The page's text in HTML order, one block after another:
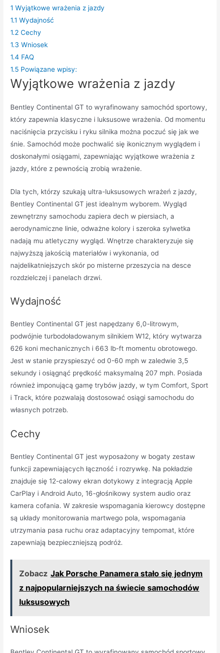
1 Wyjątkowe wrażenia z jazdy
1.1 Wydajność
1.2 Cechy
1.3 Wniosek
1.4 FAQ
1.5 Powiązane wpisy:
Wyjątkowe wrażenia z jazdy
Bentley Continental GT to wyrafinowany samochód sportowy,
który zapewnia klasyczne i luksusowe wrażenia. Od momentu
naciśnięcia przycisku i ryku silnika można poczuć się jak we
śnie. Samochód może pochwalić się ikonicznym wyglądem i
doskonałymi osiągami, zapewniając wyjątkowe wrażenia z
jazdy, które z pewnością zrobią wrażenie.
Dla tych, którzy szukają ultra-luksusowych wrażeń z jazdy,
Bentley Continental GT jest idealnym wyborem. Wygląd
zewnętrzny samochodu zapiera dech w piersiach, a
aerodynamiczne linie, odważne kolory i szeroka sylwetka
nadają mu atletyczny wygląd. Wnętrze charakteryzuje się
najwyższą jakością materiałów i wykonania, od
najdelikatniejszych skór po misterne przeszycia na desce
rozdzielczej i panelach drzwi.
Wydajność
Bentley Continental GT jest napędzany 6,0-litrowym,
podwójnie turbodoładowanym silnikiem W12, który wytwarza
626 koni mechanicznych i 663 lb-ft momentu obrotowego.
Jest w stanie przyspieszyć od 0-60 mph w zaledwie 3,5
sekundy i osiągnąć prędkość maksymalną 207 mph. Posiada
również imponującą gamę trybów jazdy, w tym Comfort, Sport
i Track, które pozwalają dostosować osiągi samochodu do
własnych potrzeb.
Cechy
Bentley Continental GT jest wyposażony w bogaty zestaw
funkcji zapewniających łączność i rozrywkę. Na pokładzie
znajduje się 12-calowy ekran dotykowy z integracją Apple
CarPlay i Android Auto, 16-głośnikowy system audio oraz
kamera cofania. W zakresie wspomagania kierowcy dostępne
są układy monitorowania martwego pola, wspomagania
utrzymania pasa ruchu oraz adaptacyjny tempomat, które
zapewniają bezpieczniejszą podróż.
Zobacz Jak Porsche Panamera stało się jednym
z najpopularniejszych na świecie samochodów
luksusowych
Wniosek